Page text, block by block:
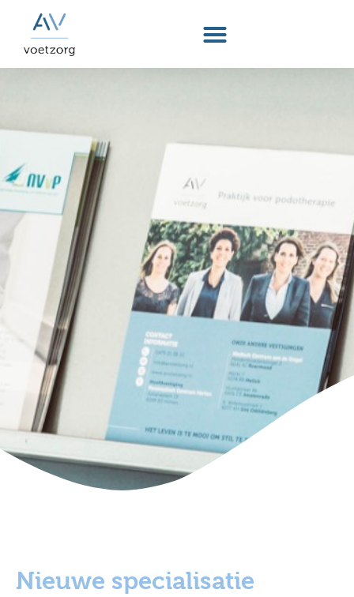
Nieuwe specialisatie